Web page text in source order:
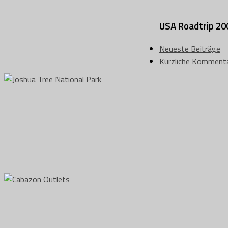
USA Roadtrip
Neueste Beiträge
Kürzliche